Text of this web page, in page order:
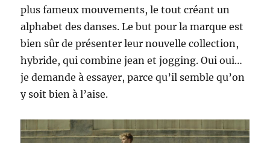
plus fameux mouvements, le tout créant un
alphabet des danses. Le but pour la marque est
bien sûr de présenter leur nouvelle collection,
hybride, qui combine jean et jogging. Oui oui…
je demande à essayer, parce qu’il semble qu’on
y soit bien à l’aise.